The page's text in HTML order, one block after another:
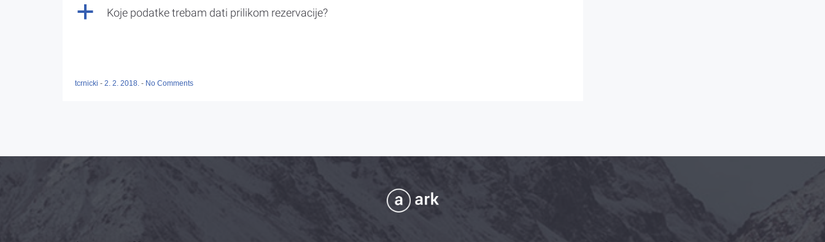
a Koje podatke trebam dati prilikom rezervacije?
tcrnicki - 2. 2. 2018. - No Comments